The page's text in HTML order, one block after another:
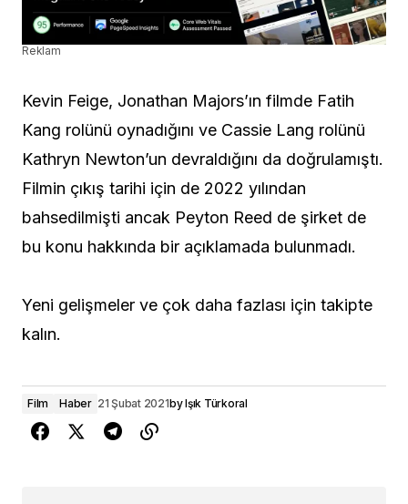
Reklam
Kevin Feige, Jonathan Majors’ın filmde Fatih
Kang rolünü oynadığını ve Cassie Lang rolünü
Kathryn Newton’un devraldığını da doğrulamıştı.
Filmin çıkış tarihi için de 2022 yılından
bahsedilmişti ancak Peyton Reed de şirket de
bu konu hakkında bir açıklamada bulunmadı.
Yeni gelişmeler ve çok daha fazlası için takipte
kalın.
Film Haber 21 Şubat 2021byIşık Türkoral